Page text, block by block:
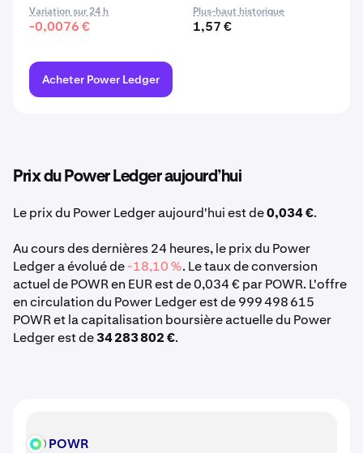
Variation sur 24 h
-0,0076 €
Plus-haut historique
1,57 €
Acheter Power Ledger
Prix du Power Ledger aujourd’hui
Le prix du Power Ledger aujourd'hui est de0,034 €.
Au cours des dernières 24 heures, le prix du Power
Ledger a évolué de-18,10 %. Le taux de conversion
actuel de POWR en EUR est de 0,034 € par POWR. L'offre
en circulation du Power Ledger est de 999 498 615
POWR et la capitalisation boursière actuelle du Power
Ledger est de34 283 802 €.
POWR POWR